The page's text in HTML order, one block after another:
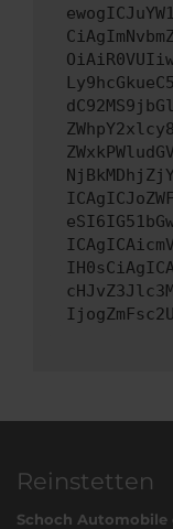
Reinstetten
Schoch Automobile